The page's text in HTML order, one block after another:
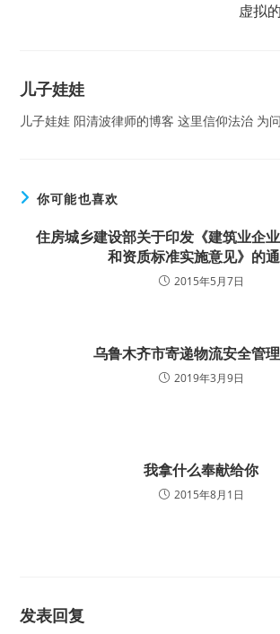
虚拟
儿子娃娃
儿子娃娃 阳清波律师的博客 这里信仰法治 为
你可能也喜欢
住房城乡建设部关于印发《建筑业企
和资质标准实施意见》的
2015年5月7日
乌鲁木齐市寄递物流安全管
2019年3月9日
我拿什么奉献给你
2015年8月1日
发表回复